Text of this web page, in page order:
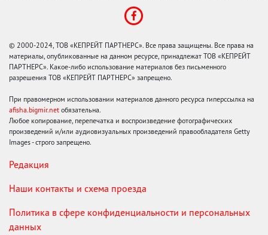
© 2000-2024, ТОВ «КЕПРЕЙТ ПАРТНЕРС». Все права защищены. Все права на
материалы, опубликованные на данном ресурсе, принадлежат ТОВ «КЕПРЕЙТ
ПАРТНЕРС». Какое-либо использование материалов без письменного
разрешения ТОВ «КЕПРЕЙТ ПАРТНЕРС» запрещено.
При правомерном использовании материалов данного ресурса гиперссылка на
afisha.bigmir.net обязательна.
Любое копирование, перепечатка и воспроизведение фотографических
произведений и/или аудиовизуальных произведений правообладателя Getty
Images - строго запрещено.
Редакция
Наши контакты и схема проезда
Политика в сфере конфиденциальности и персональных
данных